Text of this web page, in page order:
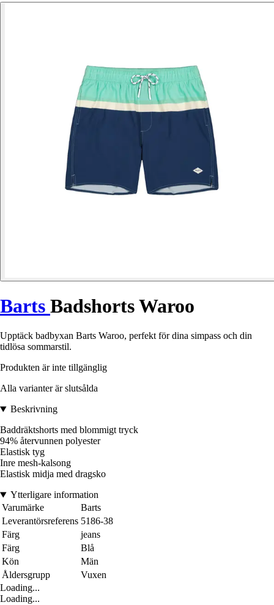
Barts Badshorts Waroo
Upptäck badbyxan Barts Waroo, perfekt för dina simpass och din
tidlösa sommarstil.
Produkten är inte tillgänglig
Alla varianter är slutsålda
Beskrivning
Baddräktshorts med blommigt tryck
94% återvunnen polyester
Elastisk tyg
Inre mesh-kalsong
Elastisk midja med dragsko
Ytterligare information
Varumärke
Barts
Leverantörsreferens 5186-38
Färg
jeans
Färg
Blå
Kön
Män
Åldersgrupp
Vuxen
Loading...
Loading...